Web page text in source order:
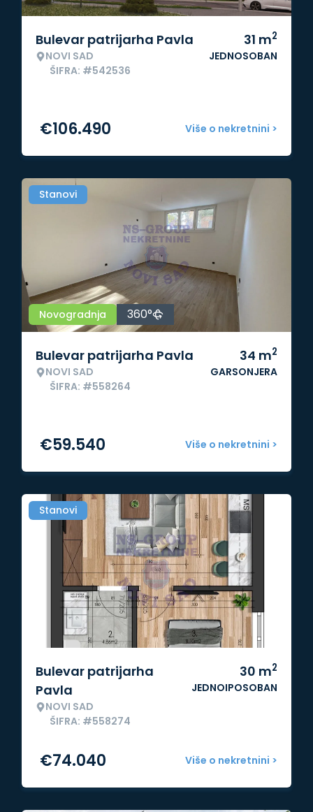
Bulevar patrijarha Pavla
NOVI SAD
ŠIFRA: #542536
31 m2
JEDNOSOBAN
Više o nekretnini >
€106.490
Stanovi
Novogradnja 360°
Bulevar patrijarha Pavla
NOVI SAD
ŠIFRA: #558264
34 m2
GARSONJERA
Više o nekretnini >
€59.540
Stanovi
Bulevar patrijarha
Pavla
NOVI SAD
ŠIFRA: #558274
30 m2
JEDNOIPOSOBAN
Više o nekretnini >
€74.040